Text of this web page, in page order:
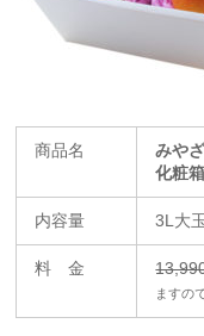
商品名
みや
化粧
内容量 3L大
料 金
ますの